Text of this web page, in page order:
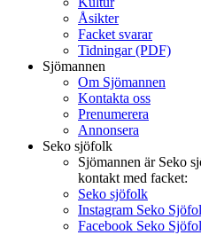
Åsikter
Facket svarar
Tidningar (PDF)
Sjömannen
Om Sjömannen
Kontakta oss
Prenumerera
Annonsera
Seko sjöfolk
Sjömannen är Seko
kontakt med facket:
Seko sjöfolk
Instagram Seko
Facebook Seko